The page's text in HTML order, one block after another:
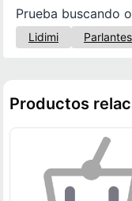
Prueba buscando
Lidimi
Productos